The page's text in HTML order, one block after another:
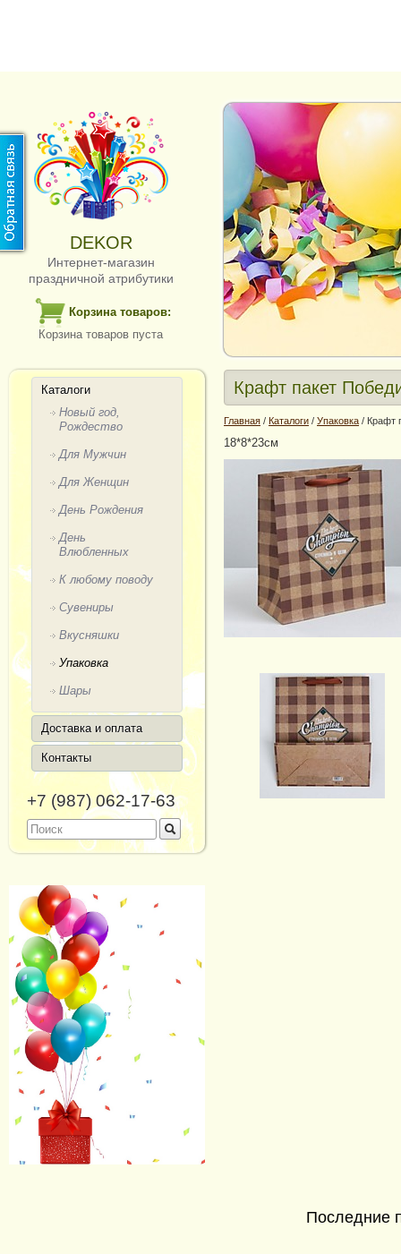
DEKOR
Интернет-магазин
праздничной атрибутики
Корзина товаров:
Корзина товаров пуста
Каталоги
Новый год,
Рождество
Для Мужчин
Для Женщин
День Рождения
День
Влюбленных
К любому поводу
Сувениры
Вкусняшки
Упаковка
Шары
Доставка и оплата
Контакты
+7 (987) 062-17-63
Крафт пакет
Главная / Каталоги / Упаковка / Крафт
18*8*23см
Последние